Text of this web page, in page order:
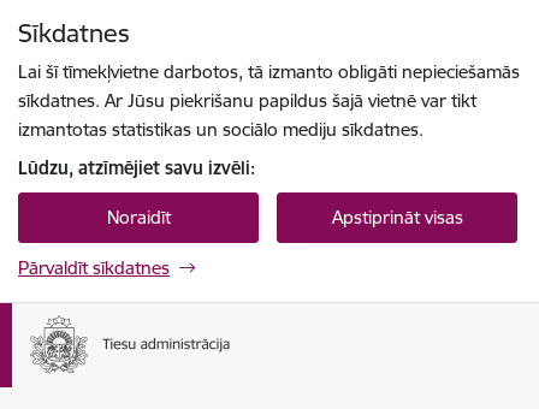
Sīkdatnes
Lai šī tīmekļvietne darbotos, tā izmanto obligāti nepieciešamās
sīkdatnes. Ar Jūsu piekrišanu papildus šajā vietnē var tikt
izmantotas statistikas un sociālo mediju sīkdatnes.
Lūdzu, atzīmējiet savu izvēli:
Noraidīt Apstiprināt visas
Pārvaldīt sīkdatnes